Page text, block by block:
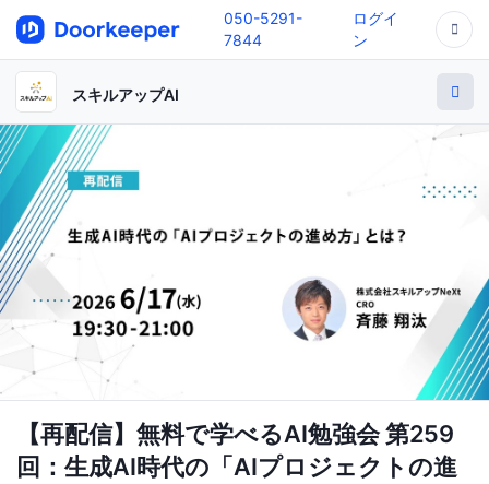
050-5291-
7844
ログイ
ン
スキルアップAI
【再配信】無料で学べるAI勉強会 第259
回：生成AI時代の「AIプロジェクトの進